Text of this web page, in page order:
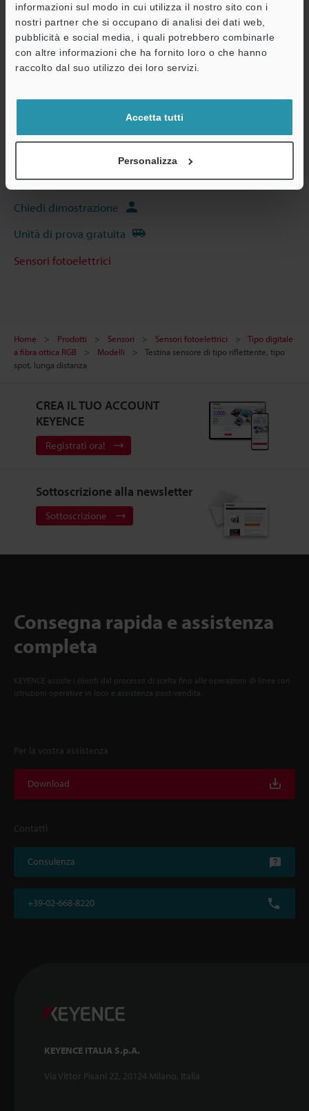
informazioni sul modo in cui utilizza il nostro sito con i
nostri partner che si occupano di analisi dei dati web,
pubblicità e social media, i quali potrebbero combinarle
con altre informazioni che ha fornito loro o che hanno
raccolto dal suo utilizzo dei loro servizi.
Accetta tutti
Personalizza
Guide tecniche
Scheda tecnica (PDF)
CAD / CAE
Consulenza
Chiedi dimostrazione
Unità di prova gratuita
Sensori fotoelettrici
Home Prodotti Sensori Sensori fotoelettrici
Tipo digitale
a fibra ottica RGB
Modelli
Testina sensore di tipo riflettente, tipo
spot, lunga distanza
CREA IL TUO ACCOUNT
KEYENCE
Registrati ora!
Sottoscrizione alla newsletter
Sottoscrizione
Consegna rapida e assistenza
completa
KEYENCE assiste i clienti dal processo di scelta fino alle operazioni di linea con
istruzioni operative in loco e assistenza post-vendita.
Per la vostra assistenza
Download
Contatti
Consulenza
+39-02-668-8220
KEYENCE ITALIA S.p.A.
Via Vittor Pisani 22, 20124 Milano, Italia